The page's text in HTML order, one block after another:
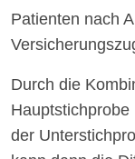
Patienten nach
Durch die
der